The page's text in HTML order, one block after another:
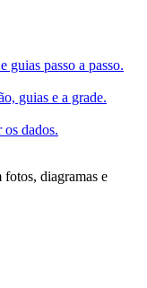
guias passo a passo.
guias e a grade.
dados.
diagramas e